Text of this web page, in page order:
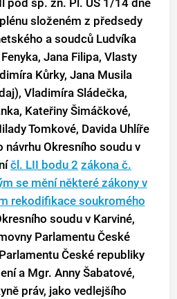
pod sp. zn. Pl. ÚS 1/14 dne
složeném z předsedy
a soudců Ludvíka
Jana Filipa, Vlasty
Kůrky, Jana Musila
Vladimíra Sládečka,
Kateřiny Šimáčkové,
Tomkové, Davida Uhlíře
návrhu Okresního soudu v
čl. LII bodu 2 zákona č.
se mění některé zákony v
rekodifikace soukromého
soudu v Karviné,
Parlamentu České
České republiky
a Mgr. Anny Šabatové,
práv, jako vedlejšího